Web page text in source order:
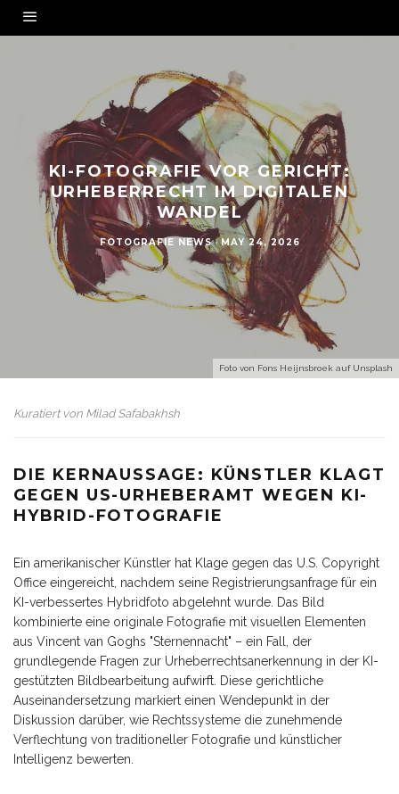
Foto von Fons Heijnsbroek auf Unsplash
KI-FOTOGRAFIE VOR GERICHT:
URHEBERRECHT IM DIGITALEN
WANDEL
FOTOGRAFIE NEWS · MAY 24, 2026
Kuratiert von Milad Safabakhsh
DIE KERNAUSSAGE: KÜNSTLER KLAGT
GEGEN US-URHEBERAMT WEGEN KI-
HYBRID-FOTOGRAFIE
Ein amerikanischer Künstler hat Klage gegen das U.S. Copyright
Office eingereicht, nachdem seine Registrierungsanfrage für ein
KI-verbessertes Hybridfoto abgelehnt wurde. Das Bild
kombinierte eine originale Fotografie mit visuellen Elementen
aus Vincent van Goghs "Sternennacht" – ein Fall, der
grundlegende Fragen zur Urheberrechtsanerkennung in der KI-
gestützten Bildbearbeitung aufwirft. Diese gerichtliche
Auseinandersetzung markiert einen Wendepunkt in der
Diskussion darüber, wie Rechtssysteme die zunehmende
Verflechtung von traditioneller Fotografie und künstlicher
Intelligenz bewerten.